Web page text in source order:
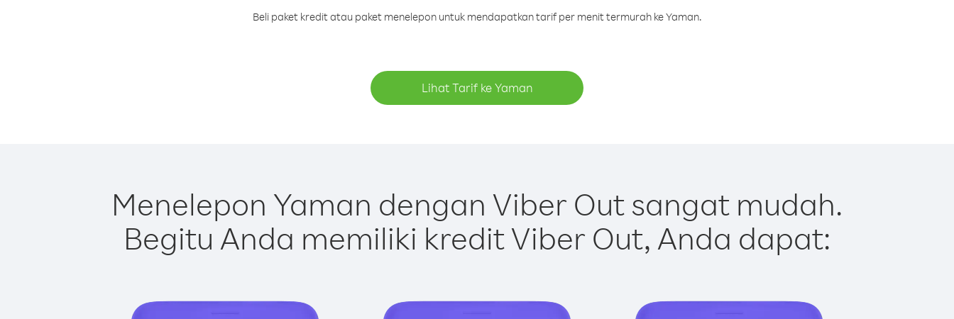
Beli paket kredit atau paket menelepon untuk mendapatkan tarif per menit termurah ke Yaman.
Lihat Tarif ke Yaman
Menelepon Yaman dengan Viber Out sangat mudah.
Begitu Anda memiliki kredit Viber Out, Anda dapat: